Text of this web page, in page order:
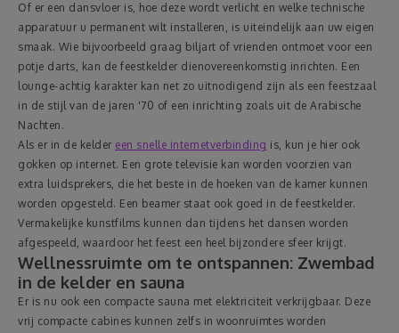
Of er een dansvloer is, hoe deze wordt verlicht en welke technische
apparatuur u permanent wilt installeren, is uiteindelijk aan uw eigen
smaak. Wie bijvoorbeeld graag biljart of vrienden ontmoet voor een
potje darts, kan de feestkelder dienovereenkomstig inrichten. Een
lounge-achtig karakter kan net zo uitnodigend zijn als een feestzaal
in de stijl van de jaren '70 of een inrichting zoals uit de Arabische
Nachten.
Als er in de kelder een snelle internetverbinding is, kun je hier ook
gokken op internet. Een grote televisie kan worden voorzien van
extra luidsprekers, die het beste in de hoeken van de kamer kunnen
worden opgesteld. Een beamer staat ook goed in de feestkelder.
Vermakelijke kunstfilms kunnen dan tijdens het dansen worden
afgespeeld, waardoor het feest een heel bijzondere sfeer krijgt.
Wellnessruimte om te ontspannen: Zwembad
in de kelder en sauna
Er is nu ook een compacte sauna met elektriciteit verkrijgbaar. Deze
vrij compacte cabines kunnen zelfs in woonruimtes worden